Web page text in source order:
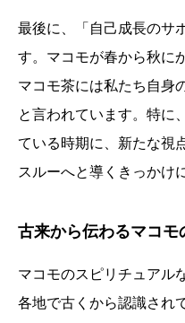
最後に、「自己成長のサ
す。マコモが春から秋に
マコモ茶には私たち自身
と言われています。特に
ている時期に、新たな視
スルーへと導くきっかけ
古来から伝わるマコモ
マコモのスピリチュアル
各地で古くから認識され